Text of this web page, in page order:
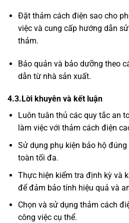
Đặt thảm cách điện sao cho
việc và cung cấp hướng dẫn
thảm.
Bảo quản và bảo dưỡng theo
dẫn từ nhà sản xuất.
4.3.Lời khuyên và kết luận
Luôn tuân thủ các quy tắc an
làm việc với thảm cách điện
Sử dụng phụ kiện bảo hộ
toàn tối đa.
Thực hiện kiểm tra định kỳ và
để đảm bảo tính hiệu quả và
Chọn và sử dụng thảm cách
công việc cụ thể.